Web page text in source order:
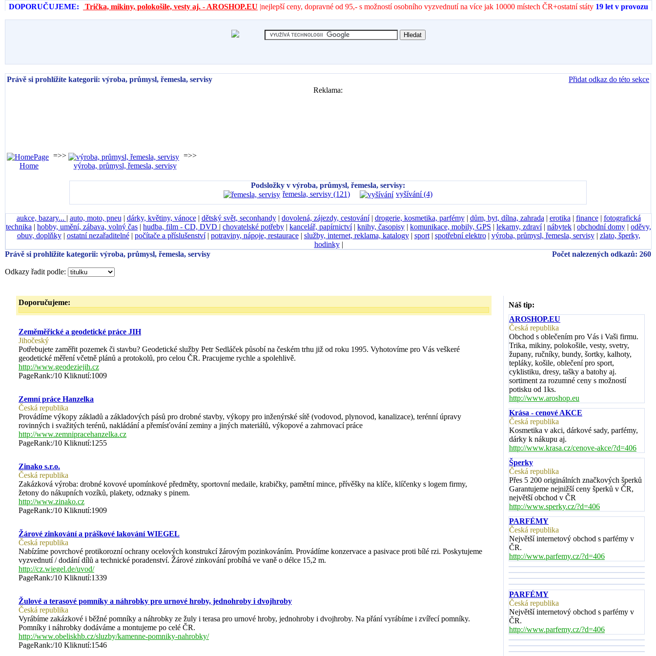
DOPORUČUJEME: Trička, mikiny, polokošile, vesty aj. - AROSHOP.EU |nejlepší ceny, dopravné od 95,- s možností osobního vyzvednutí na více jak 10000 místech ČR+ostatní státy 19 let v provozu
Právě si prohlížíte kategorii: výroba, průmysl, řemesla, servisy
Přidat odkaz do této sekce
Reklama:
Home
=>>
výroba, průmysl, řemesla, servisy
=>>
Podsložky v výroba, průmysl, řemesla, servisy:
řemesla, servisy (121)
vyšívání (4)
aukce, bazary... | auto, moto, pneu | dárky, květiny, vánoce| dětský svět, seconhandy| dovolená, zájezdy, cestování| drogerie, kosmetika, parfémy| dům, byt, dílna, zahrada | erotika | finance| fotografická
technika | hobby, umění, zábava, volný čas | hudba, film - CD, DVD | chovatelské potřeby | kancelář, papírnictví| knihy, časopisy | komunikace, mobily, GPS | lekarny, zdraví| nábytek | obchodní domy | oděvy,
obuv, doplňky| ostatní nezařaditelné| počítače a příslušenství| potraviny, nápoje, restaurace| služby, internet, reklama, katalogy| sport| spotřební elektro| výroba, průmysl, řemesla, servisy| zlato, šperky,
hodinky|
Právě si prohlížíte kategorii: výroba, průmysl, řemesla, servisy
Počet nalezených odkazů: 260
Odkazy řadit podle:
Doporučujeme:
Zeměměřické a geodetické práce JIH
Jihočeský
Potřebujete zaměřit pozemek či stavbu? Geodetické služby Petr Sedláček působí na českém trhu již od roku 1995. Vyhotovíme pro Vás veškeré
geodetické měření včetně plánů a protokolů, pro celou ČR. Pracujeme rychle a spolehlivě.
http://www.geodeziejih.cz
PageRank:/10 Kliknutí:1009
Zemní práce Hanzelka
Česká republika
Provádíme výkopy základů a základových pásů pro drobné stavby, výkopy pro inženýrské sítě (vodovod, plynovod, kanalizace), terénní úpravy
rovinných i svažitých terénů, nakládání a přemísťování zeminy a jiných materiálů, výkopové a zahrnovací práce
http://www.zemnipracehanzelka.cz
PageRank:/10 Kliknutí:1255
Zinako s.r.o.
Česká republika
Zakázková výroba: drobné kovové upomínkové předměty, sportovní medaile, krabičky, pamětní mince, přívěšky na klíče, klíčenky s logem firmy,
žetony do nákupních vozíků, plakety, odznaky s pinem.
http://www.zinako.cz
PageRank:/10 Kliknutí:1909
Žárové zinkování a práškové lakování WIEGEL
Česká republika
Nabízíme povrchové protikorozní ochrany ocelových konstrukcí žárovým pozinkováním. Provádíme konzervace a pasivace proti bílé rzi. Poskytujeme
vyzvednutí / dodání dílů a technické poradenství. Žárové zinkování probíhá ve vaně o délce 15,2 m.
http://cz.wiegel.de/uvod/
PageRank:/10 Kliknutí:1339
Žulové a terasové pomníky a náhrobky pro urnové hroby, jednohroby i dvojhroby
Česká republika
Vyrábíme zakázkové i běžné pomníky a náhrobky ze žuly i terasa pro urnové hroby, jednohroby i dvojhroby. Na přání vyrábíme i zvířecí pomníky.
Pomníky i náhrobky dodáváme a montujeme po celé ČR.
http://www.obeliskhb.cz/sluzby/kamenne-pomniky-nahrobky/
PageRank:/10 Kliknutí:1546
Náš tip:
AROSHOP.EU
Česká republika
Obchod s oblečením pro Vás i Vaši firmu.
Trika, mikiny, polokošile, vesty, svetry,
župany, ručníky, bundy, šortky, kalhoty,
tepláky, košile, oblečení pro sport,
cyklistiku, dresy, tašky a batohy aj.
sortiment za rozumné ceny s možností
potisku od 1ks.
http://www.aroshop.eu
Krása - cenové AKCE
Česká republika
Kosmetika v akci, dárkové sady, parfémy,
dárky k nákupu aj.
http://www.krasa.cz/cenove-akce/?d=406
Šperky
Česká republika
Přes 5 200 originálních značkových šperků
Garantujeme nejnižší ceny šperků v ČR,
největší obchod v ČR
http://www.sperky.cz/?d=406
PARFÉMY
Česká republika
Největší internetový obchod s parfémy v
ČR.
http://www.parfemy.cz/?d=406
PARFÉMY
Česká republika
Největší internetový obchod s parfémy v
ČR.
http://www.parfemy.cz/?d=406